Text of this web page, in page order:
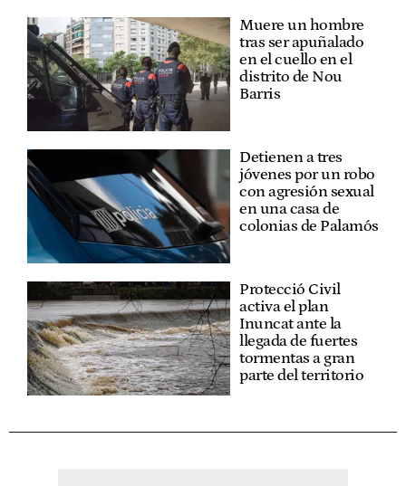
Muere un hombre
tras ser apuñalado
en el cuello en el
distrito de Nou
Barris
Detienen a tres
jóvenes por un robo
con agresión sexual
en una casa de
colonias de Palamós
Protecció Civil
activa el plan
Inuncat ante la
llegada de fuertes
tormentas a gran
parte del territorio